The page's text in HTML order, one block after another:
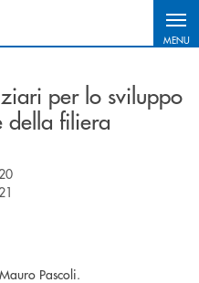
MENU
per lo sviluppo
della filiera
Pascoli.